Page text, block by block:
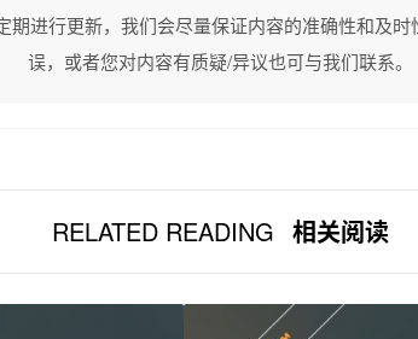
期进行更新，我们会尽量保证内容的准确性和及
误，或者您对内容有质疑/异议也可与我们联系。
RELATED READING 相关阅读